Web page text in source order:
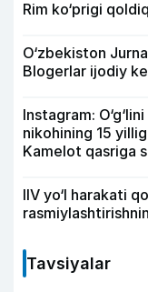
Rim ko‘prigi
O‘zbekiston
Blogerlar ijodiy
Instagram:
nikohining 15
Kamelot qasriga
IIV yo‘l harakati
Tavsiyalar